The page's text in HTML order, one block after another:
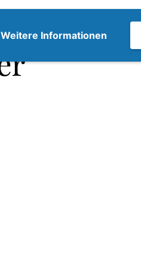
Weitere Informationen